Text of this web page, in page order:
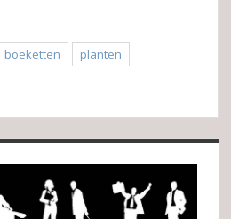
boeketten planten